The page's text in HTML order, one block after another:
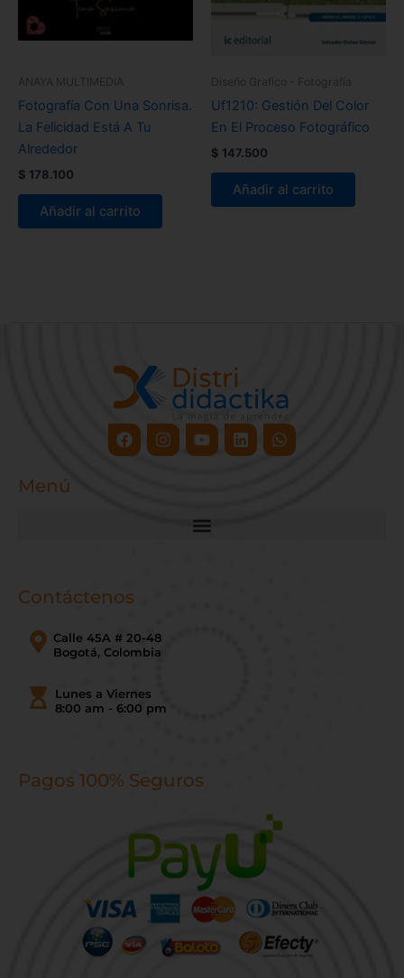
ANAYA MULTIMEDIA
Fotografía Con Una Sonrisa.
La Felicidad Está A Tu
Alrededor
$ 178.100
Añadir al carrito
Diseño Grafico - Fotografía
Uf1210: Gestión Del Color
En El Proceso Fotográfico
$ 147.500
Añadir al carrito
FacebookInstagram
YoutubeLinkedinWhatsapp
Menú
Contáctenos
Calle 45A # 20-48
Bogotá, Colombia
Lunes a Viernes
8:00 am - 6:00 pm
Pagos 100% Seguros